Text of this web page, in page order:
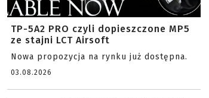
TP-5A2 PRO czyli dopieszczone MP5
ze stajni LCT Airsoft
Nowa propozycja na rynku już dostępna.
03.08.2026